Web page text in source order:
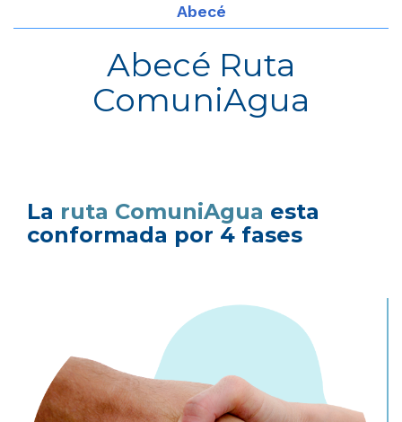
Abecé
Abecé Ruta
ComuniAgua
La ruta ComuniAgua esta
conformada por 4 fases